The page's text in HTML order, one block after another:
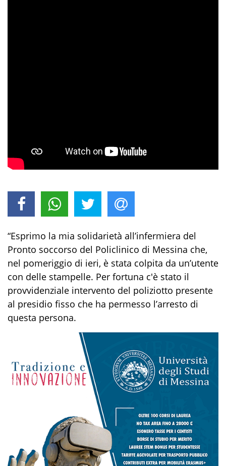
“Esprimo la mia solidarietà all’infermiera del
Pronto soccorso del Policlinico di Messina che,
nel pomeriggio di ieri, è stata colpita da un’utente
con delle stampelle. Per fortuna c'è stato il
provvidenziale intervento del poliziotto presente
al presidio fisso che ha permesso l’arresto di
questa persona.